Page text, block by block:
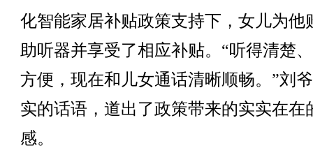
化智能家居补贴政策支持下，女儿为他
助听器并享受了相应补贴。“听得清楚
方便，现在和儿女通话清晰顺畅。”刘
实的话语，道出了政策带来的实实在在
感。